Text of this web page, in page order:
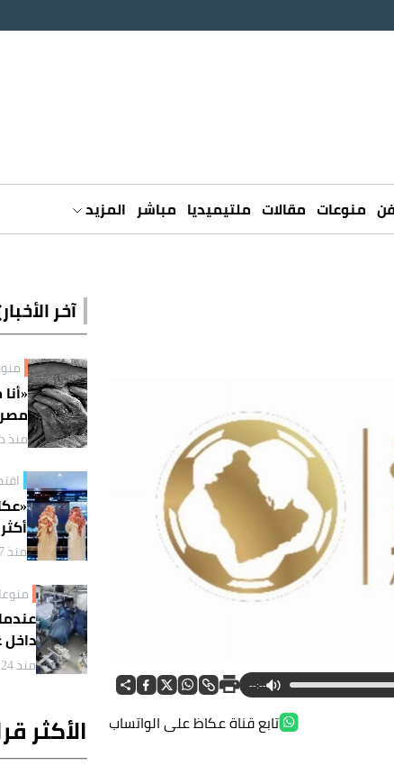
منوعات مقالات ملتيميديا مباشر المزيد
--:--
تابع قناة عكاظ على الواتساب
آخر الأخبار
مصر
منذ
أكثر من
منذ 7 دقائق
داخل
منذ 24 دقيقة
الأكثر